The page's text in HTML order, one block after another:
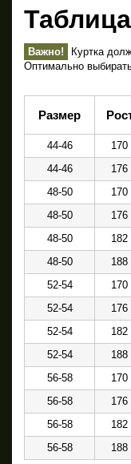
Важно!
Куртка
Оптимально
Размер
44-46 170
44-46
176
48-50
170
48-50
176
48-50
182
48-50
188
52-54
170
52-54
176
52-54
182
52-54
188
56-58
170
56-58
176
56-58
182
56-58
188